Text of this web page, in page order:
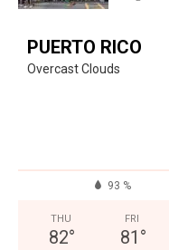
PUERTO RICO
Overcast Clouds
93 %
THU
82°
FRI
81 °